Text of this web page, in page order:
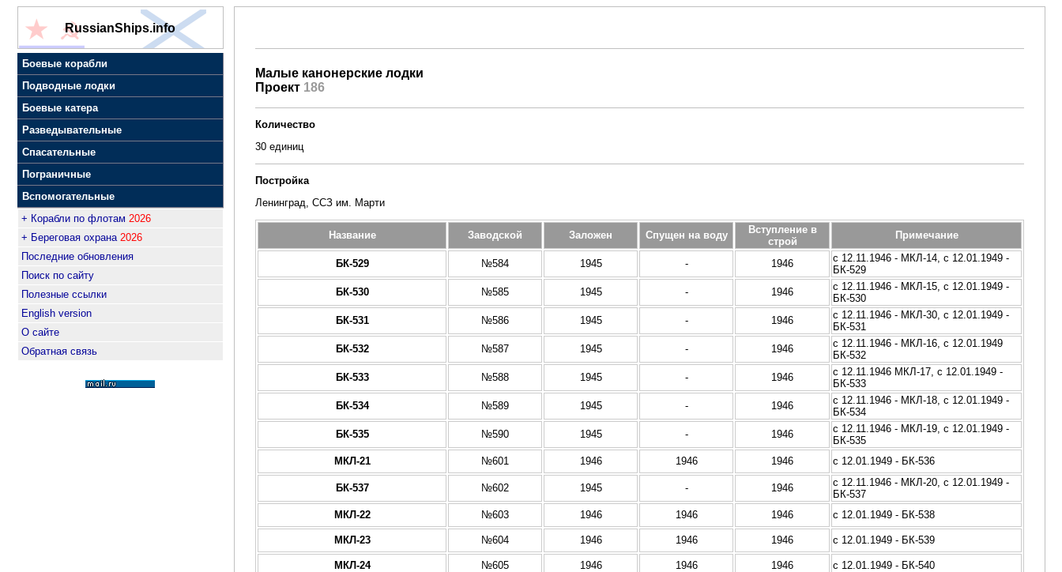
RussianShips.info
Боевые корабли
Подводные лодки
Боевые катера
Разведывательные
Спасательные
Пограничные
Вспомогательные
+ Корабли по флотам 2026
+ Береговая охрана 2026
Последние обновления
Поиск по сайту
Полезные ссылки
English version
О сайте
Обратная связь
Малые канонерские лодки
Проект 186
Количество
30 единиц
Постройка
Ленинград, ССЗ им. Марти
Название Заводской Заложен Спущен на воду
Вступление в
строй
Примечание
БК-529 №584 1945 - 1946
с 12.11.1946 - МКЛ-14, с 12.01.1949 -
БК-529
БК-530
№585 1945 - 1946
с 12.11.1946 - МКЛ-15, с 12.01.1949 -
БК-530
БК-531
№586 1945 - 1946
с 12.11.1946 - МКЛ-30, с 12.01.1949 -
БК-531
БК-532
№587 1945 - 1946
с 12.11.1946 - МКЛ-16, с 12.01.1949
БК-532
БК-533
№588 1945 - 1946
с 12.11.1946 МКЛ-17, с 12.01.1949 -
БК-533
БК-534
№589 1945 - 1946
с 12.11.1946 - МКЛ-18, с 12.01.1949 -
БК-534
БК-535
№590 1945 - 1946
с 12.11.1946 - МКЛ-19, с 12.01.1949 -
БК-535
МКЛ-21
№601 1946 1946 1946 с 12.01.1949 - БК-536
БК-537 №602 1945 - 1946
с 12.11.1946 - МКЛ-20, с 12.01.1949 -
БК-537
МКЛ-22
№603 1946 1946 1946 с 12.01.1949 - БК-538
МКЛ-23 №604 1946 1946 1946 с 12.01.1949 - БК-539
МКЛ-24 №605 1946 1946 1946 с 12.01.1949 - БК-540